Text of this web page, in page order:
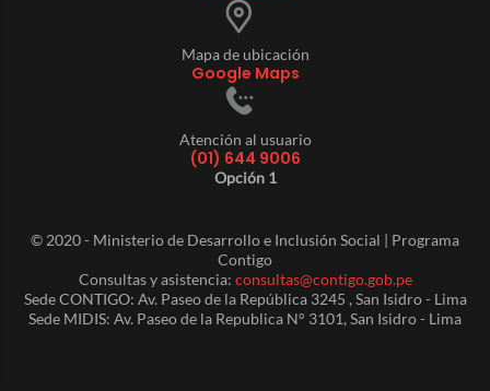
Mapa de ubicación
Google Maps
Atención al usuario
(01) 644 9006
Opción 1
© 2020 - Ministerio de Desarrollo e Inclusión Social | Programa
Contigo
Consultas y asistencia: consultas@contigo.gob.pe
Sede CONTIGO: Av. Paseo de la República 3245 , San Isidro - Lima
Sede MIDIS: Av. Paseo de la Republica N° 3101, San Isidro - Lima